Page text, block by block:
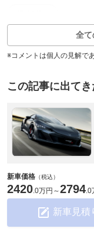
全て
※コメントは個人の見解で
この記事に出て
新車価格 （税込）
2420.0万円 ～2794.0
新車見積